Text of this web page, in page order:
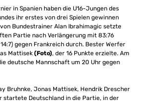
in Spanien haben die U16-Jungen des
ihr erstes von drei Spielen gewinnen
Bundestrainer Alan Ibrahimagic setzte
Partie nach Verlängerung mit 83:76
14:7) gegen Frankreich durch. Bester Werfer
Mattisek (Foto), der 16 Punkte erzielte. Am
deutsche Mannschaft um 20 Uhr gegen
Bruhnke, Jonas Mattisek, Hendrik Drescher
startete Deutschland in die Partie, in der